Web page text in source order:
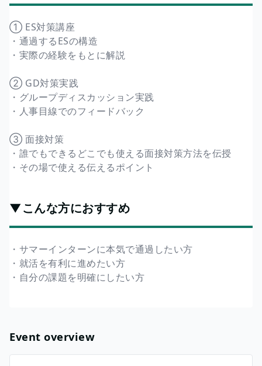
① ES対策講座
・通過するESの構造
・実際の経験をもとに解説
② GD対策実践
・グループディスカッション実践
・人事目線でのフィードバック
③ 面接対策
・誰でもできるどこでも使える面接対策方法を伝授
・その場で使える伝えるポイント
▼こんな方におすすめ
・サマーインターンに本気で通過したい方
・就活を有利に進めたい方
・自分の課題を明確にしたい方
Event overview